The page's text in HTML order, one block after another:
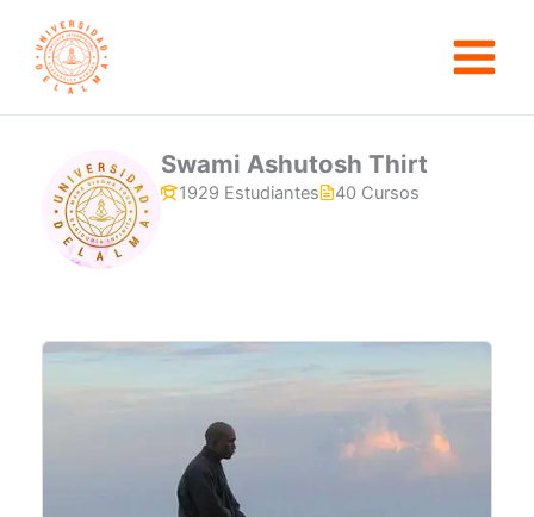
contenido
Swami Ashutosh Thirt
1929 Estudiantes 40 Cursos